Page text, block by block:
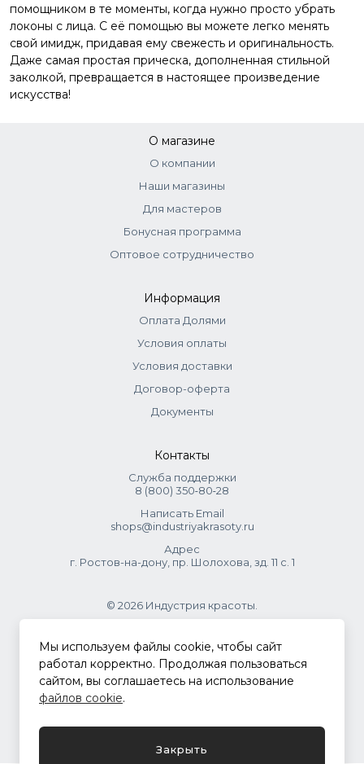
помощником в те моменты, когда нужно просто убрать
локоны с лица. С её помощью вы можете легко менять
свой имидж, придавая ему свежесть и оригинальность.
Даже самая простая прическа, дополненная стильной
заколкой, превращается в настоящее произведение
искусства!
О магазине
О компании
Наши магазины
Для мастеров
Бонусная программа
Оптовое сотрудничество
Информация
Оплата Долями
Условия оплаты
Условия доставки
Договор-оферта
Документы
Контакты
Служба поддержки
8 (800) 350‑80‑28
Написать Email
shops@industriyakrasoty.ru
Адрес
г. Ростов-на-дону, пр. Шолохова, зд. 11 с. 1
© 2026 Индустрия красоты.
.
Политика конфиденциальности
Мы используем файлы cookie, чтобы сайт
работал корректно. Продолжая пользоваться
сайтом, вы соглашаетесь на использование
файлов cookie.
Закрыть